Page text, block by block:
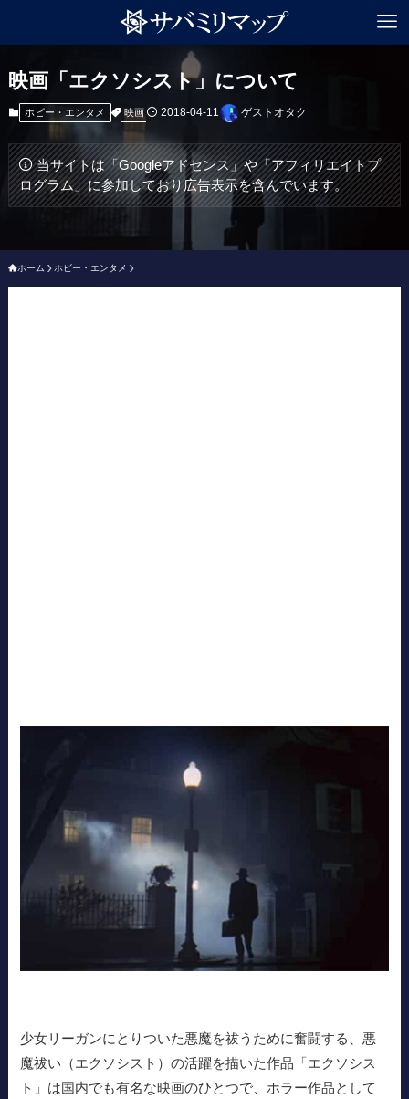
映画「エクソシスト」について
ホビー・エンタメ 映画 2018-04-11 ゲストオタク
当サイトは「Googleアドセンス」や「アフィリエイトプ
ログラム」に参加しており広告表示を含んでいます。
ホーム ホビー・エンタメ
少女リーガンにとりついた悪魔を祓うために奮闘する、悪
魔祓い（エクソシスト）の活躍を描いた作品「エクソシス
ト」は国内でも有名な映画のひとつで、ホラー作品として